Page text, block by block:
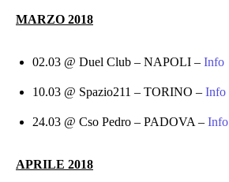
MARZO 2018
02.03 @ Duel Club – NAPOLI – Info
10.03 @ Spazio211 – TORINO – Info
24.03 @ Cso Pedro – PADOVA – Info
APRILE 2018